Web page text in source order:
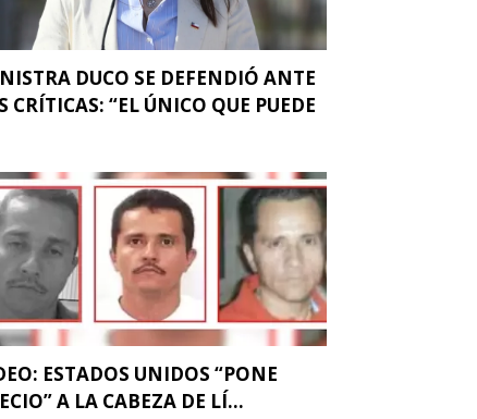
DUCO SE DEFENDIÓ ANTE
CRÍTICAS: “EL ÚNICO QUE PUEDE
ESTADOS UNIDOS “PONE
A LA CABEZA DE LÍ...